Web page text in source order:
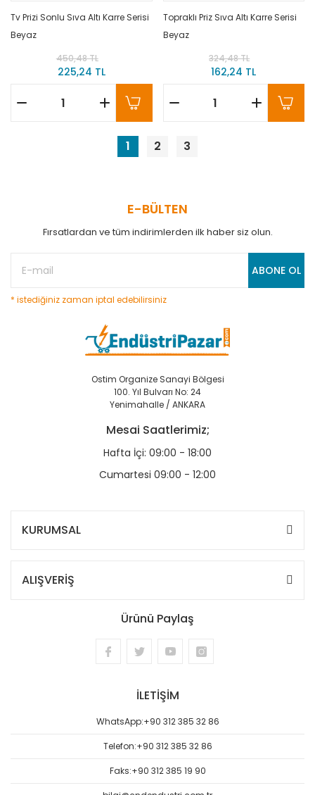
Tv Prizi Sonlu Sıva Altı Karre Serisi
Beyaz
(Mekanizma+Düğme/Kapak)
90967010 VİKO
450,48 TL
225,24 TL
Topraklı Priz Sıva Altı Karre Serisi
Beyaz
(Mekanizma+Düğme/Kapak)
90967008 VİKO
324,48 TL
162,24 TL
1 2 3
E-BÜLTEN
Fırsatlardan ve tüm indirimlerden ilk haber siz olun.
ABONE OL
* istediğiniz zaman iptal edebilirsiniz
Ostim Organize Sanayi Bölgesi
100. Yıl Bulvarı No: 24
Yenimahalle / ANKARA
Mesai Saatlerimiz;
Hafta İçi: 09:00 - 18:00
Cumartesi 09:00 - 12:00
KURUMSAL
ALIŞVERİŞ
Ürünü Paylaş
İLETİŞİM
WhatsApp:+90 312 385 32 86
Telefon:+90 312 385 32 86
Faks:+90 312 385 19 90